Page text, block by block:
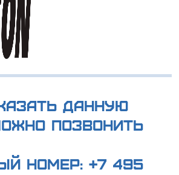
данную
позвонить
номер: +7 495